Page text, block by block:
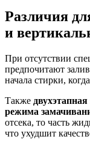
Различия
и
При отсутствии
предпочитают
начала стирки,
Также
режима
отсека, то часть
что ухудшит